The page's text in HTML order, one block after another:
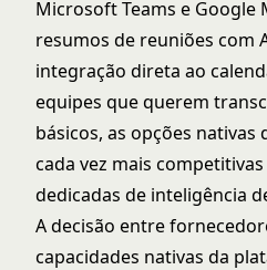
Microsoft Teams e Google
resumos de reuniões com
integração direta ao
equipes que querem
básicos, as opções
cada vez mais
dedicadas de inteligência
A decisão entre
capacidades nativas da